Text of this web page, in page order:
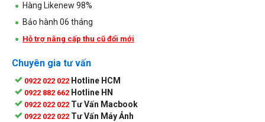
Hàng Likenew 98%
Bảo hành 06 tháng
Hỗ trợ nâng cấp thu cũ đổi mới
Chuyên gia tư vấn
0922 022 022 Hotline HCM
0922 882 662 Hotline HN
0922 022 022 Tư Vấn Macbook
0922 022 022 Tư Vấn Máy Ảnh